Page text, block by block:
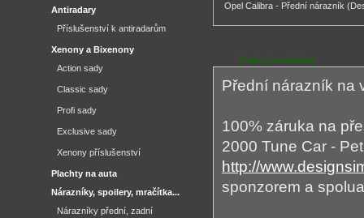
Opel Calibra - Přední nárazník
Popis k produktu
Přední nárazník na
100% záruka na
2000 Tune Car -
http://
sponzorem a
Antiradary
Příslušenství k antiradarům
Xenony a Bixenony
Action sady
Classic sady
Profi sady
Exclusive sady
Xenony příslušenství
Plachty na auta
Nárazníky, spoilery, mračítka...
Nárazníky přední, zadní